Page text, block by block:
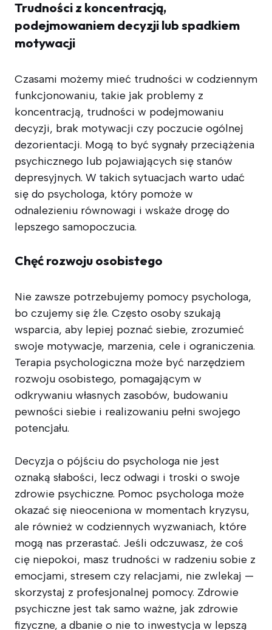
Trudności z koncentracją,
podejmowaniem decyzji lub spadkiem
motywacji
Czasami możemy mieć trudności w codziennym
funkcjonowaniu, takie jak problemy z
koncentracją, trudności w podejmowaniu
decyzji, brak motywacji czy poczucie ogólnej
dezorientacji. Mogą to być sygnały przeciążenia
psychicznego lub pojawiających się stanów
depresyjnych. W takich sytuacjach warto udać
się do psychologa, który pomoże w
odnalezieniu równowagi i wskaże drogę do
lepszego samopoczucia.
Chęć rozwoju osobistego
Nie zawsze potrzebujemy pomocy psychologa,
bo czujemy się źle. Często osoby szukają
wsparcia, aby lepiej poznać siebie, zrozumieć
swoje motywacje, marzenia, cele i ograniczenia.
Terapia psychologiczna może być narzędziem
rozwoju osobistego, pomagającym w
odkrywaniu własnych zasobów, budowaniu
pewności siebie i realizowaniu pełni swojego
potencjału.
Decyzja o pójściu do psychologa nie jest
oznaką słabości, lecz odwagi i troski o swoje
zdrowie psychiczne. Pomoc psychologa może
okazać się nieoceniona w momentach kryzysu,
ale również w codziennych wyzwaniach, które
mogą nas przerastać. Jeśli odczuwasz, że coś
cię niepokoi, masz trudności w radzeniu sobie z
emocjami, stresem czy relacjami, nie zwlekaj —
skorzystaj z profesjonalnej pomocy. Zdrowie
psychiczne jest tak samo ważne, jak zdrowie
fizyczne, a dbanie o nie to inwestycja w lepszą